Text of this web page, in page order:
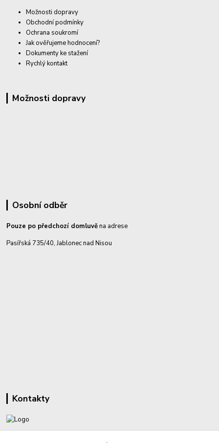
Možnosti dopravy
Obchodní podmínky
Ochrana soukromí
Jak ověřujeme hodnocení?
Dokumenty ke stažení
Rychlý kontakt
Možnosti dopravy
Osobní odběr
Pouze po předchozí domluvěna adrese
Pasířská 735/40, Jablonec nad Nisou
Kontakty